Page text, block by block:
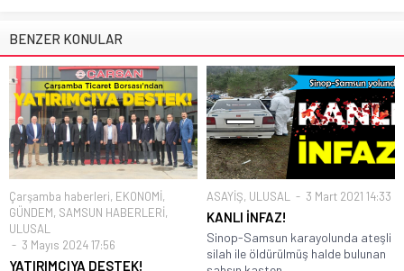
BENZER KONULAR
Çarşamba haberleri, EKONOMİ,
GÜNDEM, SAMSUN HABERLERİ,
ULUSAL
3 Mayıs 2024 17:56
YATIRIMCIYA DESTEK!
ASAYİŞ, ULUSAL 3 Mart 2021 14:33
KANLI İNFAZ!
Sinop-Samsun karayolunda ateşli
silah ile öldürülmüş halde bulunan